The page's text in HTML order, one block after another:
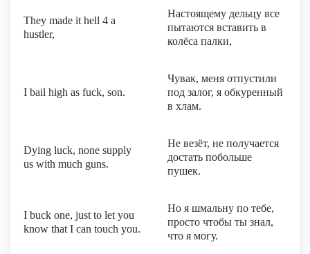
They made it hell 4 a
hustler,
Настоящему дельцу все
пытаются вставить в
колёса палки,
I bail high as fuck, son.
Чувак, меня отпустили
под залог, я обкуренный
в хлам.
Dying luck, none supply
us with much guns.
Не везёт, не получается
достать побольше
пушек.
I buck one, just to let you
know that I can touch you.
Но я шмальну по тебе,
просто чтобы ты знал,
что я могу.